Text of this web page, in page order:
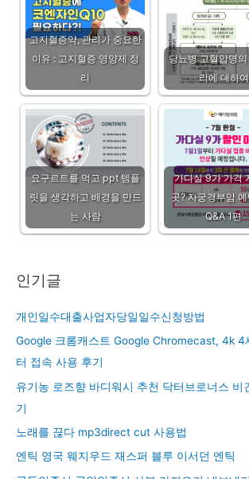
고지혈증약, 관리가 중요한
이유 : 고지혈증 영양제 정
리
당뇨병 고혈압명
리에 대하여
요구르트를 먹고 ppt 템플
릿을 생각하고 배경을 만드
는 사람
가다실 9가 가격
곳? 자궁경부암
Q&A 1편
인기글
개인일수대출사업자당일일수신청방법
Google 크롬캐스트 Google Chromecast, 4k 4
터 접속 사용 후기
유기농 로즈향 바디워시 추천 닥터브로너스 비
기
노래를 끊다 mp3direct cut 사용법
엔틱 영국 웨지우드 재스퍼 블루 이서던 엔틱